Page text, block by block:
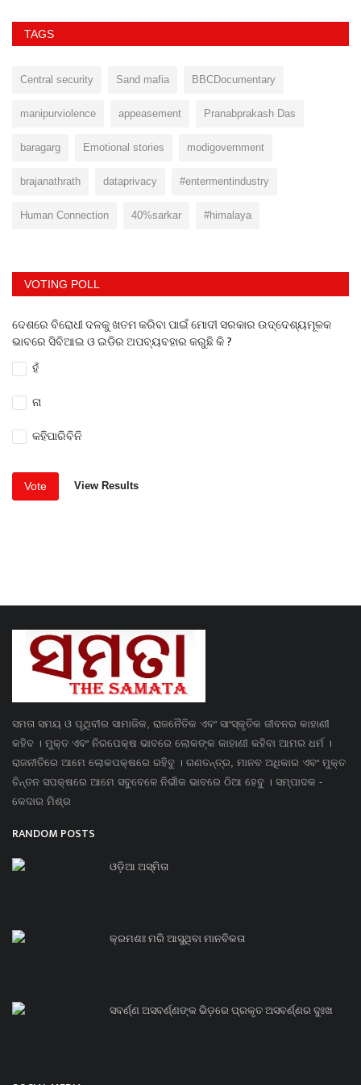
TAGS
Central security Sand mafia BBCDocumentary
manipurviolence appeasement Pranabprakash Das
baragarg Emotional stories modigovernment
brajanathrath dataprivacy #entermentindustry
Human Connection 40%sarkar #himalaya
VOTING POLL
ଦେଶରେ ବିରୋଧୀ ଦଳକୁ ଖତମ କରିବା ପାଇଁ ମୋଦୀ ସରକାର ଉଦ୍ଦେଶ୍ୟମୂଳକ
ଭାବରେ ସିବିଆଇ ଓ ଇଡିର ଅପବ୍ୟବହାର କରୁଛି କି ?
ହଁ
ନା
କହିପାରିବିନି
Vote View Results
ସମତା ସମୟ ଓ ପୃଥିବୀର ସାମାଜିକ, ରାଜନୈତିକ ଏବଂ ସାଂସ୍କୃତିକ ଜୀବନର କାହାଣୀ
କହିବ । ମୁକ୍ତ ଏବଂ ନିରପେକ୍ଷ ଭାବରେ ଲୋକଙ୍କ କାହାଣୀ କହିବା ଆମର ଧର୍ମ ।
ରାଜନୀତିରେ ଆମେ ଲୋକପକ୍ଷରେ ରହିବୁ । ଗଣତନ୍ତ୍ର, ମାନବ ଅଧିକାର ଏବଂ ମୁକ୍ତ
ଚିନ୍ତନ ସପକ୍ଷରେ ଆମେ ସବୁବେଳେ ନିର୍ଭୀକ ଭାବରେ ଠିଆ ହେବୁ । ସମ୍ପାଦକ -
କେଦାର ମିଶ୍ର
RANDOM POSTS
ଓଡ଼ିଆ ଅସ୍ମିତା
କ୍ରମଶଃ ମରି ଆସୁଥିବା ମାନବିକତା
ସବର୍ଣ୍ଣ ଅସବର୍ଣ୍ଣଙ୍କ ଭିଡ଼ରେ ପ୍ରକୃତ ଅସବର୍ଣ୍ଣର ଦୁଃଖ